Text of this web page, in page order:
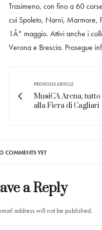
Trasimeno, con fino a 60
cui Spoleto, Narni, Marmore,
1Â° maggio. Attivi anche i
Verona e Brescia. Prosegue
PREVIOUS ARTICLE
MusiCA Arena,
alla Fiera di Cagliari
COMMENTS YET
a Reply
address will not be published.